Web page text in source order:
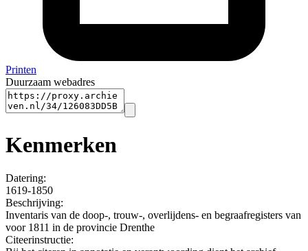
Printen
Duurzaam webadres
Kenmerken
Datering:
1619-1850
Beschrijving:
Inventaris van de doop-, trouw-, overlijdens- en begraafregisters van
voor 1811 in de provincie Drenthe
Citeerinstructie: